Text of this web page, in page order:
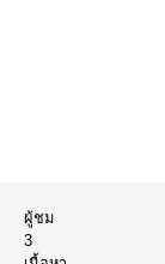
ผู้ชม
3